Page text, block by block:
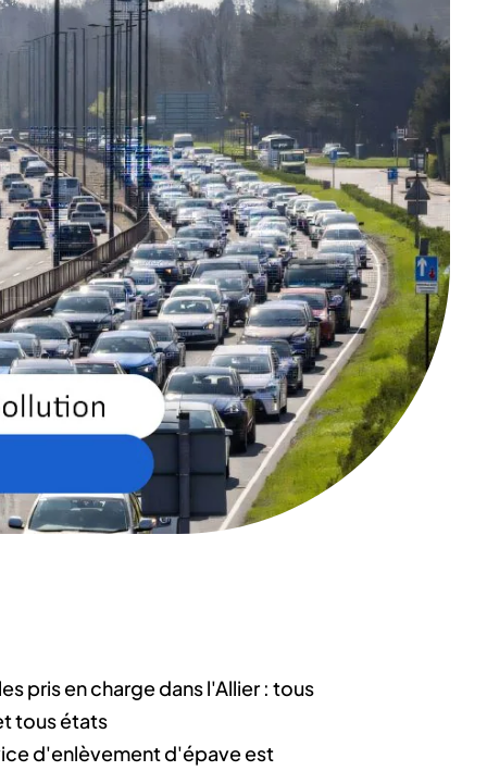
pris en charge dans l'Allier : tous
tous états
d'enlèvement d'épave est